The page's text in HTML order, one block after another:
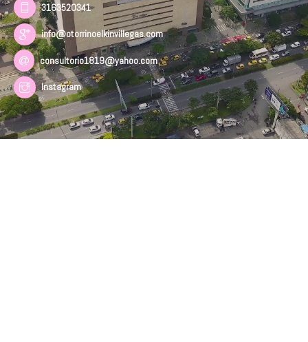
3163520341
info@otorrinoelkinvillegas.com
consultorio1819@yahoo.com
Instagram